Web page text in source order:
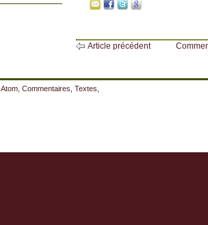
Article précédent
Atom Commentaires Textes